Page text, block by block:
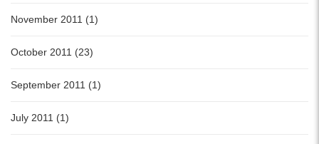
November 2011 (1)
October 2011 (23)
September 2011 (1)
July 2011 (1)